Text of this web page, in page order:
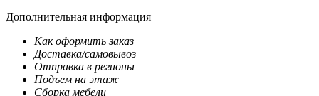
Дополнительная информация
Как оформить заказ
Доставка/самовывоз
Отправка в регионы
Подъем на этаж
Сборка мебели